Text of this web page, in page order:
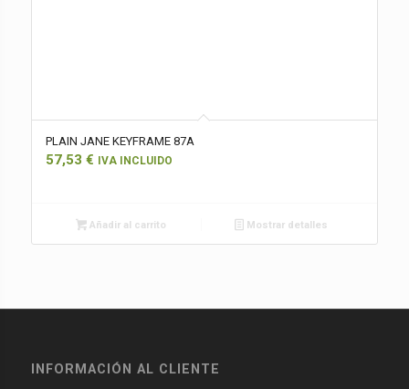
PLAIN JANE KEYFRAME 87A
57,53 € IVA INCLUIDO
Añadir al carrito Mostrar detalles
INFORMACIÓN AL CLIENTE